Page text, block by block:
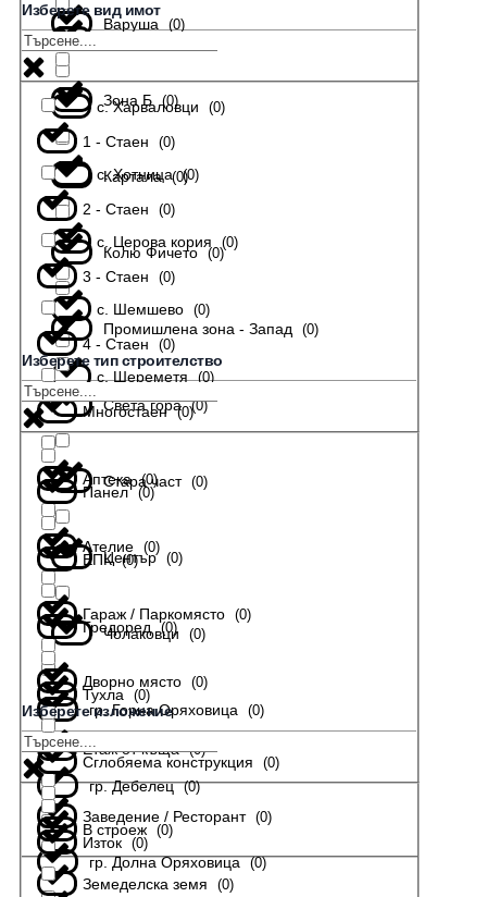
с. Харваловци (0)
с. Хотница (0)
с. Церова кория (0)
с. Шемшево (0)
с. Шереметя (0)
Варуша (0)
Зона Б (0)
Картала (0)
Колю Фичето (0)
Промишлена зона - Запад (0)
Света гора (0)
Стара част (0)
Център (0)
Чолаковци (0)
гр. Горна Оряховица (0)
гр. Дебелец (0)
гр. Долна Оряховица (0)
Изберете вид имот
1 - Стаен (0)
2 - Стаен (0)
3 - Стаен (0)
4 - Стаен (0)
Многостаен (0)
Аптека (0)
Ателие (0)
Гараж / Паркомясто (0)
Дворно място (0)
Етаж от къща (0)
Заведение / Ресторант (0)
Земеделска земя (0)
Изберете тип строителство
Панел (0)
ЕПК (0)
Гредоред (0)
Тухла (0)
Сглобяема конструкция (0)
В строеж (0)
Изберете изложение
Изток (0)